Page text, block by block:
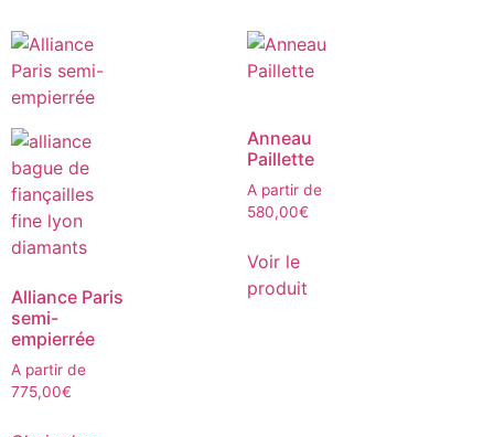
Alliance Paris
semi-
empierrée
A partir de
775,00€
Anneau
Paillette
A partir de
580,00€
Voir le
produit